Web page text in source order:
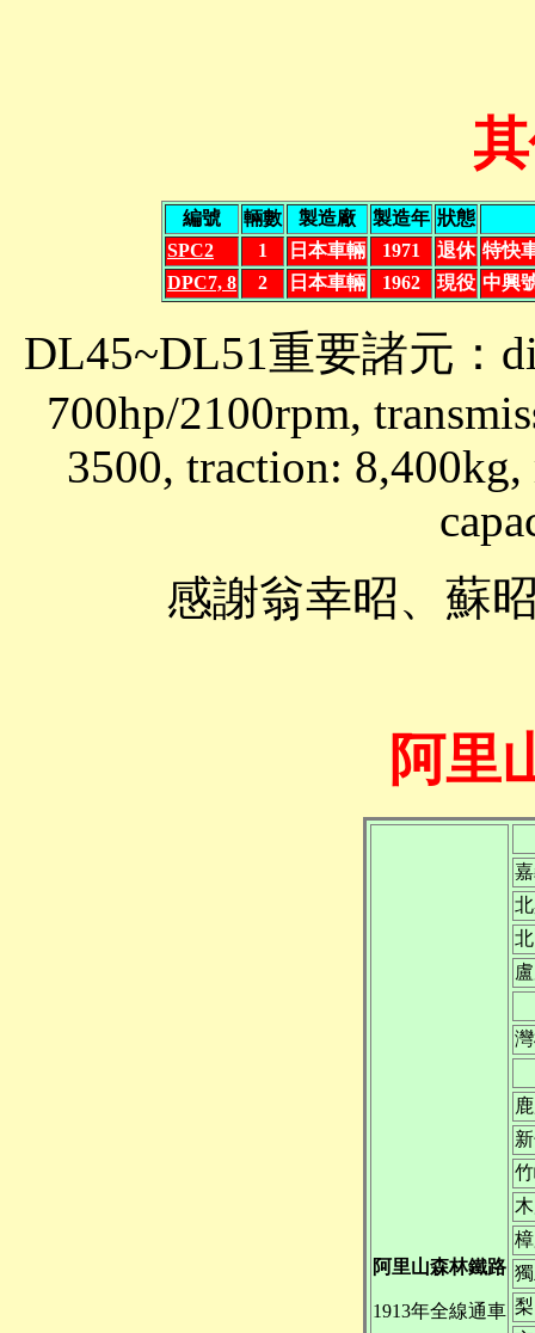
編號 輛數 製造廠 製造年 狀態
SPC2
1 日本車輛 1971 退休 特快
DPC7, 8
2 日本車輛 1962 現役 中興
DL45~DL51重要諸元：
700hp/2100rpm,
3500, traction:
感謝翁幸昭、蘇
阿里
阿里山森林鐵路
1913年全線通車